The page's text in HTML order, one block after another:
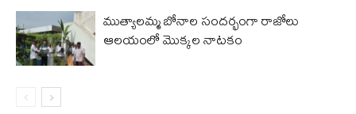
ముత్యాలమ్మ బోనాల సందర్భంగా రాజోలు
ఆలయంలో మొక్కల నాటకం